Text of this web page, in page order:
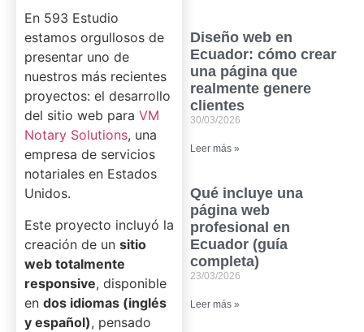
En 593 Estudio
estamos orgullosos de
presentar uno de
nuestros más recientes
proyectos: el desarrollo
del sitio web para VM
Notary Solutions, una
empresa de servicios
notariales en Estados
Unidos.
Este proyecto incluyó la
creación de un sitio
web totalmente
responsive, disponible
en dos idiomas (inglés
y español), pensado
Diseño web en
Ecuador: cómo crear
una página que
realmente genere
clientes
30/03/2026
Leer más »
Qué incluye una
página web
profesional en
Ecuador (guía
completa)
23/03/2026
Leer más »